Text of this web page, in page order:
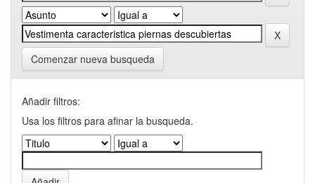
Comenzar nueva busqueda
Añadir filtros:
Usa los filtros para afinar la busqueda.